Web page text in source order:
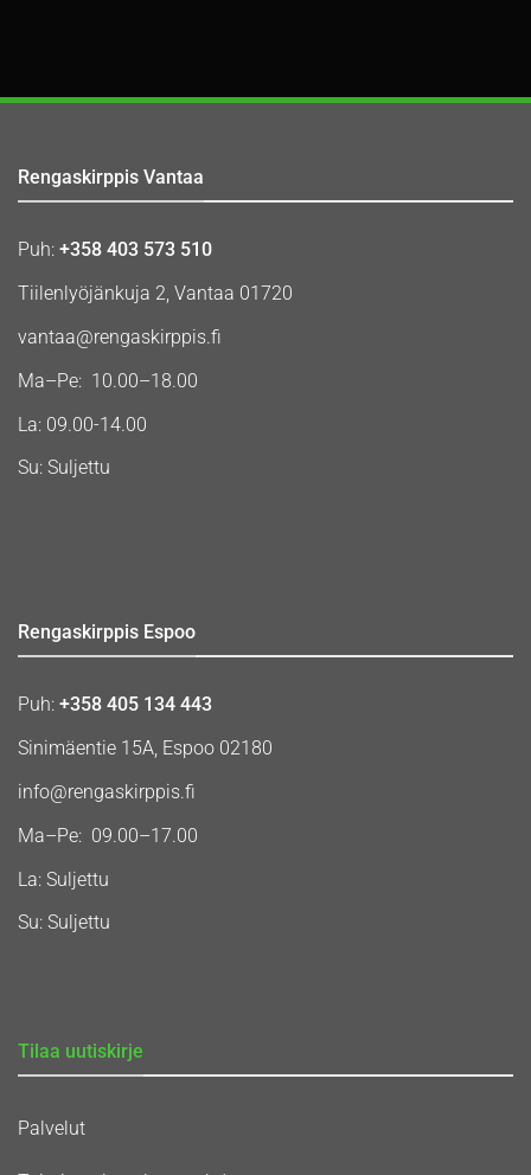
Rengaskirppis Vantaa
Puh: +358 403 573 510
Tiilenlyöjänkuja 2, Vantaa 01720
vantaa@rengaskirppis.fi
Ma–Pe: 10.00–18.00
La: 09.00-14.00
Su: Suljettu
Rengaskirppis Espoo
Puh: +358 405 134 443
Sinimäentie 15A, Espoo 02180
info@rengaskirppis.fi
Ma–Pe: 09.00–17.00
La: Suljettu
Su: Suljettu
Tilaa uutiskirje
Palvelut